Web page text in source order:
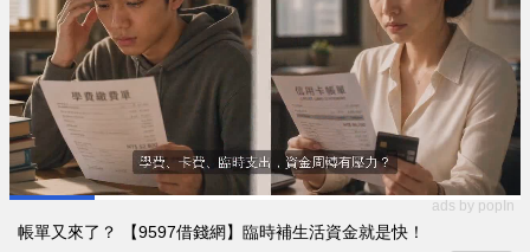
ads by popIn
帳單又來了？ 【9597借錢網】臨時補生活資金就是快！